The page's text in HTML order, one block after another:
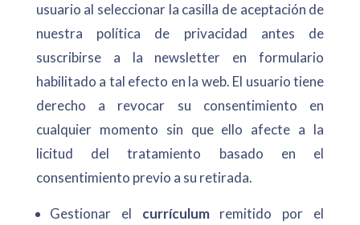
usuario al seleccionar la casilla de aceptación de
nuestra política de privacidad antes de
suscribirse a la newsletter en formulario
habilitado a tal efecto en la web. El usuario tiene
derecho a revocar su consentimiento en
cualquier momento sin que ello afecte a la
licitud del tratamiento basado en el
consentimiento previo a su retirada.
Gestionar el currículum remitido por el